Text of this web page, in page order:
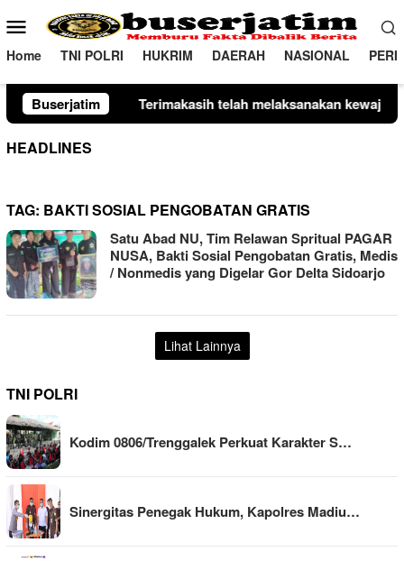
ke
konten
Menu
Mobile
Home TNI POLRI HUKRIM DAERAH NASIONAL
Buserjatim
Terimakasih telah melaksanakan kewajiban perpajakan
HEADLINES
TAG: BAKTI SOSIAL PENGOBATAN GRATIS
Satu Abad NU, Tim Relawan Spritual PAGAR
NUSA, Bakti Sosial Pengobatan Gratis, Medis
/ Nonmedis yang Digelar Gor Delta Sidoarjo
Lihat Lainnya
TNI POLRI
Kodim 0806/Trenggalek Perkuat Karakter S…
Sinergitas Penegak Hukum, Kapolres Madiu…